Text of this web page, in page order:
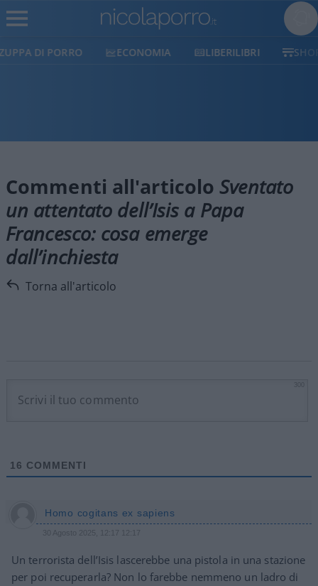
ECONOMIA LIBERILIBRI SHOP SOSTIENICI
Commenti all'articoloSventato
un attentato dell’Isis a Papa
Francesco: cosa emerge
dall’inchiesta
Torna all'articolo
16 COMMENTI
Homo cogitans ex sapiens
30 Agosto 2025, 12:17 12:17
Un terrorista dell’Isis lascerebbe una pistola in una stazione
per poi recuperarla? Non lo farebbe nemmeno un ladro di